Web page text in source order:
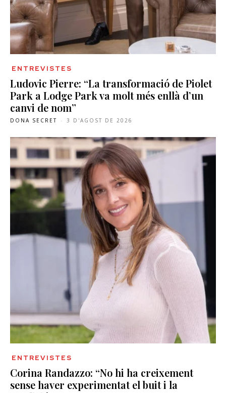
ENTREVISTES
Ludovic Pierre: “La transformació de Piolet
Park a Lodge Park va molt més enllà d’un
canvi de nom”
DONA SECRET - 3 D'AGOST DE 2026
ENTREVISTES
Corina Randazzo: “No hi ha creixement
sense haver experimentat el buit i la